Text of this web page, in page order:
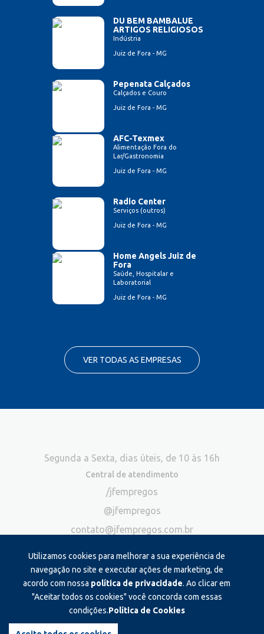
DU BEM BAMBALUE
ARTIGOS RELIGIOSOS
Indústria
Juiz de Fora - MG
Pepenata Calçados
Calçados e Couro
Juiz de Fora - MG
AFC-Texmex
Alimentação Fora do
Lar/Gastronomia
Juiz de Fora - MG
Radio Center
Serviços (outros)
Juiz de Fora - MG
Home Angels Juiz de
Fora
Saúde, Hospitalar e
Laboratorial
Juiz de Fora - MG
VER TODAS AS EMPRESAS
Utilizamos cookies para melhorar a sua experiência de
navegação no site e executar ações de marketing, de
acordo com nossa política de privacidade. Ao clicar em
"Aceitar todos os cookies" você concorda com essas
condições.Política de Cookies
Segunda a Sexta, dias úteis, de 10 às 16h
Central de atendimento
/jfempregos
@jfempregos
contato@jfempregos.com.br
Publicidade
*Exclusivo para atendimento via chat. Não atendemos ligações neste
canal
Produzido e administrado por: